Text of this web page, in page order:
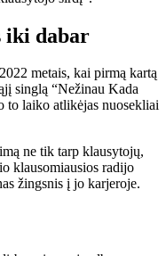
iki dabar
metais, kai pirmą kartą
singlą “Nežinau Kada
to laiko atlikėjas nuosekliai
ne tik tarp klausytojų,
klausomiausios radijo
žingsnis į jo karjeroje.